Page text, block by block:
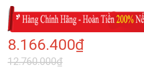
8.166.400₫
12.760.000₫